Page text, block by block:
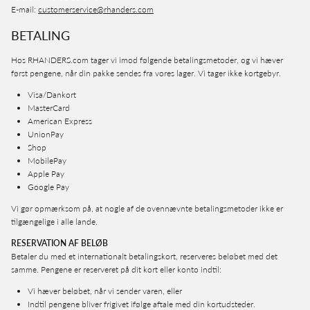
E-mail: customerservice@rhanders.com
BETALING
Hos RHANDERS.com tager vi imod følgende betalingsmetoder, og vi hæver
først pengene, når din pakke sendes fra vores lager. Vi tager ikke kortgebyr.
Visa/Dankort
MasterCard
American Express
UnionPay
Shop
MobilePay
Apple Pay
Google Pay
Vi gør opmærksom på, at nogle af de ovennævnte betalingsmetoder ikke er
tilgængelige i alle lande.
RESERVATION AF BELØB
Betaler du med et internationalt betalingskort, reserveres beløbet med det
samme. Pengene er reserveret på dit kort eller konto indtil:
Vi hæver beløbet, når vi sender varen, eller
Indtil pengene bliver frigivet ifølge aftale med din kortudsteder.